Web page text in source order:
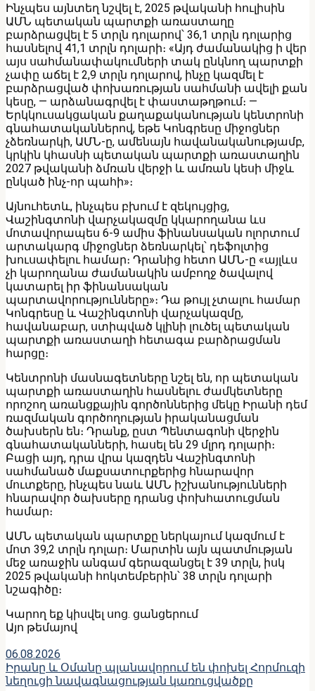
Ինչպես այնտեղ նշվել է, 2025 թվականի հուլիսին
ԱՄՆ պետական պարտքի առաստաղը
բարձրացվել է 5 տրլն դոլարով՝ 36,1 տրլն դոլարից
հասնելով 41,1 տրլն դոլարի։ «Այդ ժամանակից ի վեր
այս սահմանափակումների տակ ընկնող պարտքի
չափը աճել է 2,9 տրլն դոլարով, ինչը կազմել է
բարձրացված փոխառության սահմանի ավելի քան
կեսը, — արձանագրվել է փաստաթղթում։ —
Երկկուսակցական քաղաքականության կենտրոնի
գնահատականներով, եթե Կոնգրեսը միջոցներ
չձեռնարկի, ԱՄՆ-ը, ամենայն հավանականությամբ,
կրկին կհասնի պետական պարտքի առաստաղին
2027 թվականի ձմռան վերջի և ամռան կեսի միջև
ընկած ինչ-որ պահի»։
Այնուհետև, ինչպես բխում է զեկույցից,
Վաշինգտոնի վարչակազմը կկարողանա ևս
մոտավորապես 6-9 ամիս ֆինանսական ոլորտում
արտակարգ միջոցներ ձեռնարկել՝ դեֆոլտից
խուսափելու համար։ Դրանից հետո ԱՄՆ-ը «այլևս
չի կարողանա ժամանակին ամբողջ ծավալով
կատարել իր ֆինանսական
պարտավորությունները»։ Դա թույլ չտալու համար
Կոնգրեսը և Վաշինգտոնի վարչակազմը,
հավանաբար, ստիպված կլինի լուծել պետական
պարտքի առաստաղի հետագա բարձրացման
հարցը։
Կենտրոնի մասնագետները նշել են, որ պետական
պարտքի առաստաղին հասնելու ժամկետները
որոշող առանցքային գործոններից մեկը Իրանի դեմ
ռազմական գործողության իրականացման
ծախսերն են։ Դրանք, ըստ Պենտագոնի վերջին
գնահատականների, հասել են 29 մլրդ դոլարի։
Բացի այդ, դրա վրա կազդեն Վաշինգտոնի
սահմանած մաքսատուրքերից հնարավոր
մուտքերը, ինչպես նաև ԱՄՆ իշխանությունների
հնարավոր ծախսերը դրանց փոխհատուցման
համար։
ԱՄՆ պետական պարտքը ներկայում կազմում է
մոտ 39,2 տրլն դոլար։ Մարտին այն պատմության
մեջ առաջին անգամ գերազանցել է 39 տրլն, իսկ
2025 թվականի հոկտեմբերին՝ 38 տրլն դոլարի
նշագիծը։
Կարող եք կիսվել սոց․ ցանցերում
Այո թեմայով
06.08.2026
Իրանը և Օմանը պլանավորում են փոխել Հորմուզի
նեղուցի նավագնացության կառուցվածքը